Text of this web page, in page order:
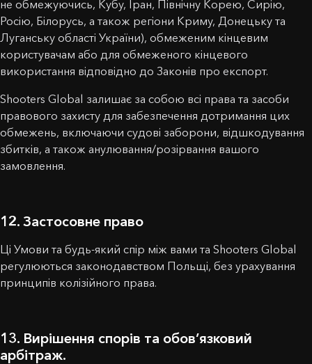
не обмежуючись, Кубу, Іран, Північну Корею, Сирію,
Росію, Білорусь, а також регіони Криму, Донецьку та
Луганську області України), обмеженим кінцевим
користувачам або для обмеженого кінцевого
використання відповідно до Законів про експорт.
Shooters Global залишає за собою всі права та засоби
правового захисту для забезпечення дотримання цих
обмежень, включаючи судові заборони, відшкодування
збитків, а також анулювання/розірвання вашого
замовлення.
12. Застосовне право
Ці Умови та будь-який спір між вами та Shooters Global
регулюються законодавством Польщі, без урахування
принципів колізійного права.
13. Вирішення спорів та обов’язковий
арбітраж.